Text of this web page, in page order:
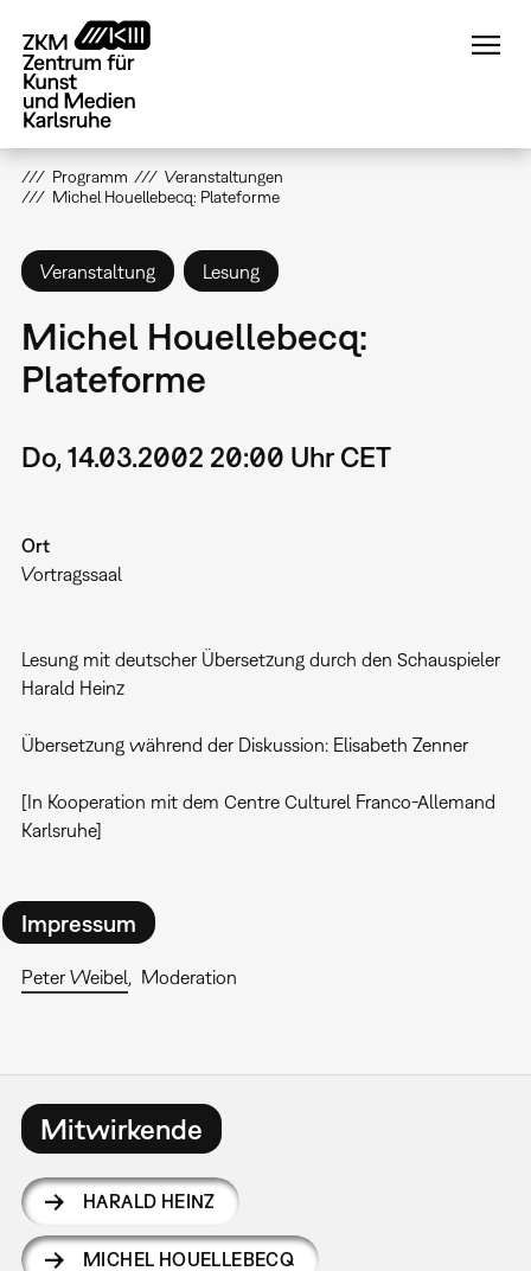
zum
Inhalt
Programm
Veranstaltungen
Michel Houellebecq: Plateforme
Veranstaltung Lesung
Michel Houellebecq:
Plateforme
Do, 14.03.2002 20:00 Uhr CET
Ort
Vortragssaal
Lesung mit deutscher Übersetzung durch den Schauspieler
Harald Heinz
Übersetzung während der Diskussion: Elisabeth Zenner
[In Kooperation mit dem Centre Culturel Franco-Allemand
Karlsruhe]
Impressum
Peter Weibel Moderation
Mitwirkende
HARALD HEINZ
MICHEL HOUELLEBECQ